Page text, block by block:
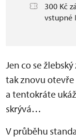
300 Kč
vstupné
Jen co se
tak znovu
a tentokráte
skrývá…
V průběhu